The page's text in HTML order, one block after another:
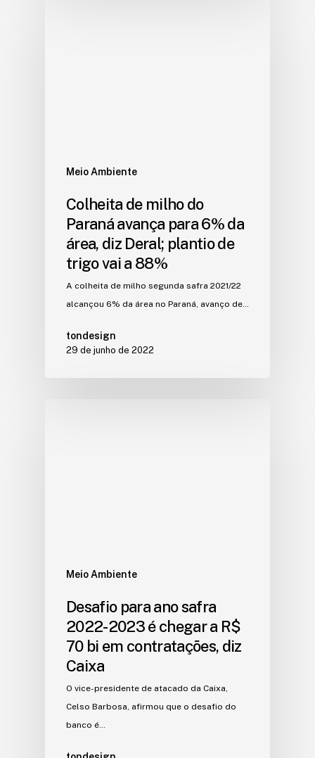
Meio Ambiente
Colheita de milho do
Paraná avança para 6% da
área, diz Deral; plantio de
trigo vai a 88%
A colheita de milho segunda safra 2021/22
alcançou 6% da área no Paraná, avanço de…
tondesign
29 de junho de 2022
Meio Ambiente
Desafio para ano safra
2022-2023 é chegar a R$
70 bi em contratações, diz
Caixa
O vice-presidente de atacado da Caixa,
Celso Barbosa, afirmou que o desafio do
banco é…